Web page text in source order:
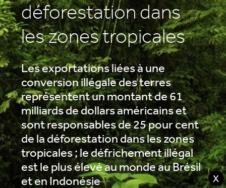
déforestation dans
les zones tropicales
Les exportations liées à une
conversion illégale des terres
représentent un montant de 61
milliards de dollars américains et
sont responsables de 25 pour cent
de la déforestation dans les zones
tropicales ; le défrichement illégal
est le plus élevé au monde au Brésil
et en Indonésie
X